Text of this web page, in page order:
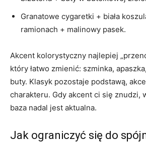
Granatowe cygaretki + biała
ramionach + malinowy pasek.
Akcent kolorystyczny najlepiej
który łatwo zmienić: szminka,
buty. Klasyk pozostaje podstawą,
charakteru. Gdy akcent ci się znudzi,
baza nadal jest aktualna.
Jak ograniczyć się do